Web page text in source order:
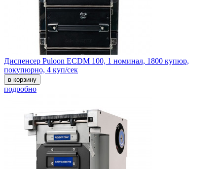
Диспенсер Puloon ECDM 100, 1 номинал, 1800 купюр,
покупюрно, 4 куп/сек
в корзину
подробно